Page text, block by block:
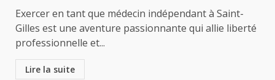
Exercer en tant que médecin indépendant à Saint-
Gilles est une aventure passionnante qui allie liberté
professionnelle et...
Lire la suite